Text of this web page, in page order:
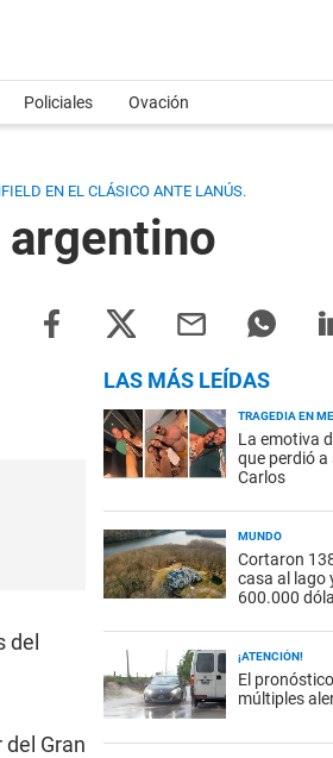
Policiales Ovación
EN EL CLÁSICO ANTE LANÚS.
del
Gran
LAS MÁS LEÍDAS
TRAGEDIA EN
La emotiva
que perdió a
Carlos
MUNDO
Cortaron
casa al lago
600.000
¡ATENCIÓN!
El
múltiples